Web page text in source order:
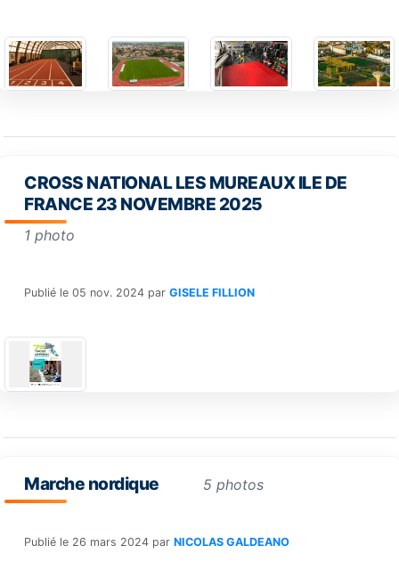
CROSS NATIONAL LES MUREAUX ILE DE
FRANCE 23 NOVEMBRE 2025
1 photo
Publié le 05 nov. 2024 par GISELE FILLION
Marche nordique 5 photos
Publié le 26 mars 2024 par NICOLAS GALDEANO